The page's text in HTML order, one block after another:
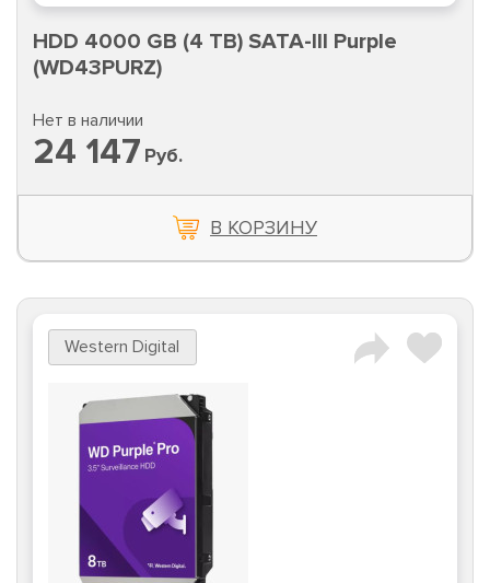
HDD 4000 GB (4 TB) SATA-III Purple
(WD43PURZ)
Нет в наличии
24 147 Руб.
В КОРЗИНУ
Western Digital